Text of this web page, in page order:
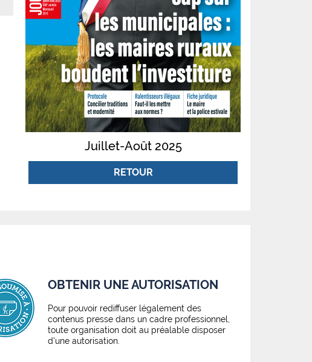
Juillet-Août 2025
RETOUR
OBTENIR UNE AUTORISATION
Pour pouvoir rediffuser légalement des
contenus presse dans un cadre professionnel,
toute organisation doit au préalable disposer
d'une autorisation.